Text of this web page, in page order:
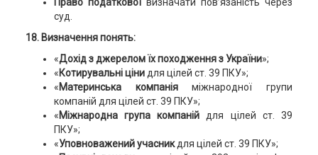
Право податкової визначати пов’язаність через
суд.
18. Визначення понять:
«Дохід з джерелом їх походження з України»;
«Котирувальні цінидля цілей ст. 39 ПКУ»;
«Материнська компаніяміжнародної групи
компаній для цілей ст. 39 ПКУ»;
«Міжнародна група компанійдля цілей ст. 39
ПКУ»;
«Уповноважений учасникдля цілей ст. 39 ПКУ»;